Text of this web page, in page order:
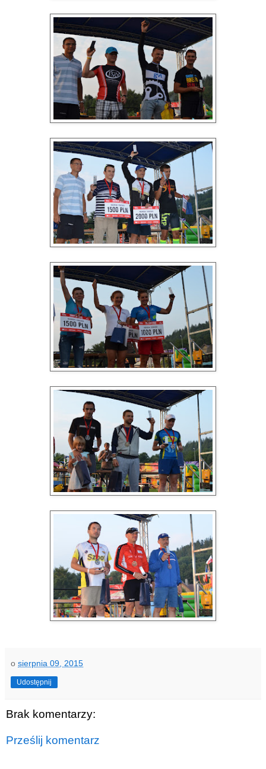
o sierpnia 09, 2015
Udostępnij
Brak komentarzy:
Prześlij komentarz